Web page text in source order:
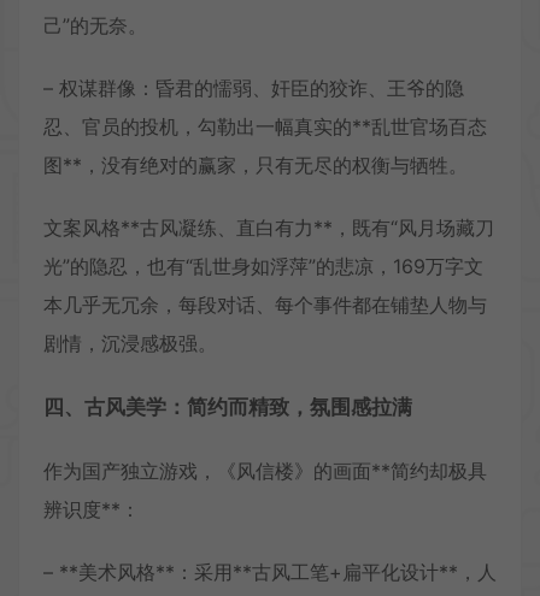
己”的无奈。
– 权谋群像：昏君的懦弱、奸臣的狡诈、王爷的隐
忍、官员的投机，勾勒出一幅真实的**乱世官场百态
图**，没有绝对的赢家，只有无尽的权衡与牺牲。
文案风格**古风凝练、直白有力**，既有“风月场藏刀
光”的隐忍，也有“乱世身如浮萍”的悲凉，169万字文
本几乎无冗余，每段对话、每个事件都在铺垫人物与
剧情，沉浸感极强。
四、古风美学：简约而精致，氛围感拉满
作为国产独立游戏，《风信楼》的画面**简约却极具
辨识度**：
– **美术风格**：采用**古风工笔+扁平化设计**，人